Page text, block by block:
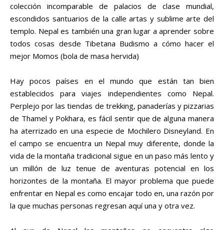
colección incomparable de palacios de clase mundial,
escondidos santuarios de la calle artas y sublime arte del
templo. Nepal es también una gran lugar a aprender sobre
todos cosas desde Tibetana Budismo a cómo hacer el
mejor Momos (bola de masa hervida)
Hay pocos países en el mundo que están tan bien
establecidos para viajes independientes como Nepal.
Perplejo por las tiendas de trekking, panaderías y pizzarias
de Thamel y Pokhara, es fácil sentir que de alguna manera
ha aterrizado en una especie de Mochilero Disneyland. En
el campo se encuentra un Nepal muy diferente, donde la
vida de la montaña tradicional sigue en un paso más lento y
un millón de luz tenue de aventuras potencial en los
horizontes de la montaña. El mayor problema que puede
enfrentar en Nepal es como encajar todo en, una razón por
la que muchas personas regresan aquí una y otra vez.